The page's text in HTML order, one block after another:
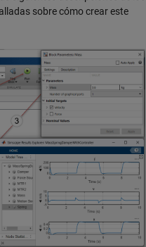
sobre cómo crear este